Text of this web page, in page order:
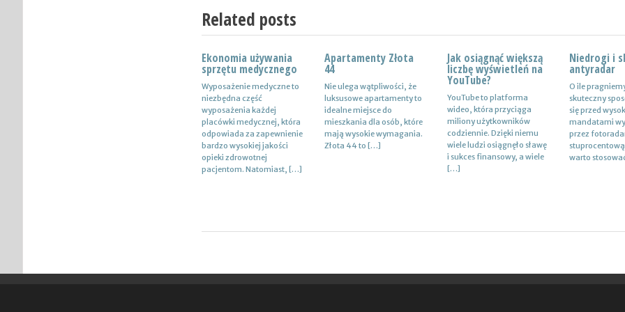
Related posts
Ekonomia używania
sprzętu medycznego
Wyposażenie medyczne to
niezbędna część
wyposażenia każdej
placówki medycznej, która
odpowiada za zapewnienie
bardzo wysokiej jakości
opieki zdrowotnej
pacjentom. Natomiast, […]
Apartamenty Złota
44
Nie ulega wątpliwości, że
luksusowe apartamenty to
idealne miejsce do
mieszkania dla osób, które
mają wysokie wymagania.
Złota 44 to […]
Jak osiągnąć większą
liczbę wyświetleń na
YouTube?
YouTube to platforma
wideo, która przyciąga
miliony użytkowników
codziennie. Dzięki niemu
wiele ludzi osiągnęło sławę
i sukces finansowy, a wiele
[…]
Niedrogi i
antyradar
O ile
skuteczny
się przed
mandatami
przez
warto
Nowoczesne lampy
Nie ulega wątpliwości, że
do pojazdów powinno być
dobrane oświetlenie
wysokiej jakości, które
zapewni wysoki poziom
bezpieczeństwa oraz
podniesie komfort […]
Wynajem
samochodów i
naczep – usługi
Z całą pewnością firmy
transportowe spedycyjne
czy także logistyczne
potrzebują przede
wszystkim nowoczesnej
Certyfikat uprawnień
w branży budowlanej
Uprawnienia w biznesie
budowlanej dotyczą
różnych specjalności. Jest
to specjalność
architektoniczna, niemniej
jednak również
konstrukcyjno-
budowlana, inżynieryjna
Drewutnia
działkę
Wiele osób
jaki rodzaj
ogrodowej
najlepiej w
bezpiecznego
przykład